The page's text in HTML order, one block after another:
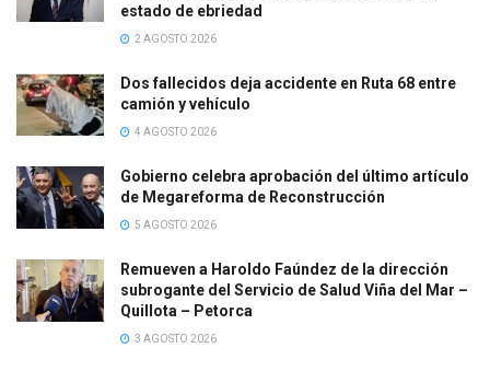
estado de ebriedad
2 AGOSTO 2026
Dos fallecidos deja accidente en Ruta 68 entre
camión y vehículo
4 AGOSTO 2026
Gobierno celebra aprobación del último artículo
de Megareforma de Reconstrucción
5 AGOSTO 2026
Remueven a Haroldo Faúndez de la dirección
subrogante del Servicio de Salud Viña del Mar –
Quillota – Petorca
3 AGOSTO 2026